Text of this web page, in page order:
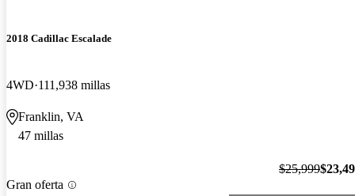
2018 Cadillac Escalade
4WD 111,938 millas
Franklin, VA
47 millas
Gran oferta
$25,999